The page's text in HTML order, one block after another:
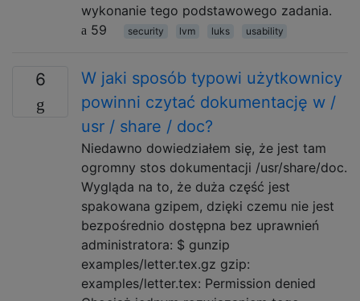
wykonanie tego podstawowego zadania.
59
security lvm luks usability
6
W jaki sposób typowi użytkownicy
powinni czytać dokumentację w /
usr / share / doc?
Niedawno dowiedziałem się, że jest tam
ogromny stos dokumentacji /usr/share/doc.
Wygląda na to, że duża część jest
spakowana gzipem, dzięki czemu nie jest
bezpośrednio dostępna bez uprawnień
administratora: $ gunzip
examples/letter.tex.gz gzip:
examples/letter.tex: Permission denied